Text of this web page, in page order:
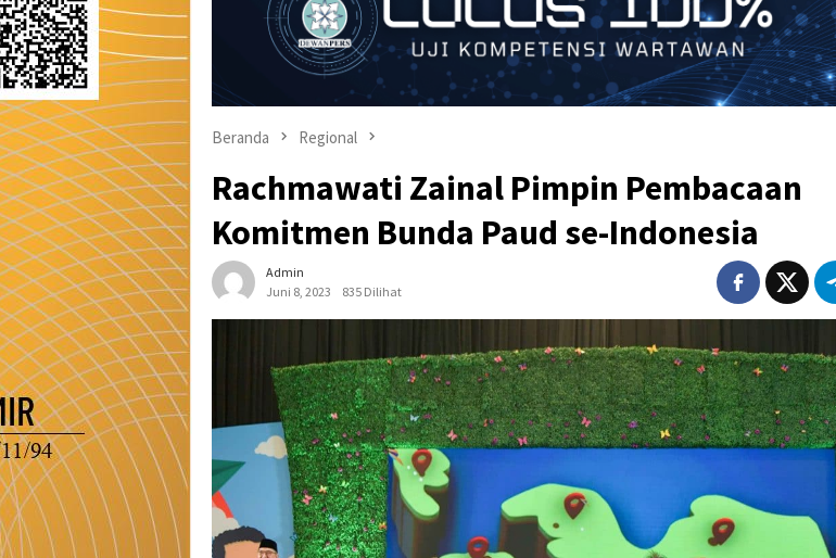
Beranda Regional
Rachmawati Zainal Pimpin Pembacaan
Komitmen Bunda Paud se-Indonesia
Admin
Juni 8, 2023
835 Dilihat